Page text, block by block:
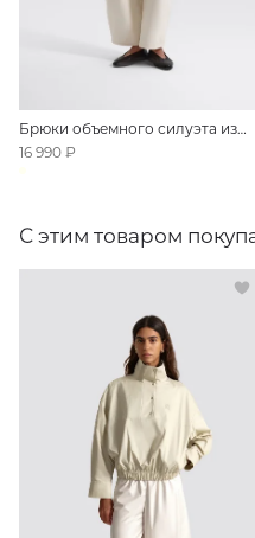
Брюки объемного силуэта из
хлопка
16 990 ₽
С этим товаром